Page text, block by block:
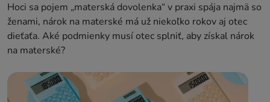
Hoci sa pojem „materská dovolenka“ v praxi spája najmä so
ženami, nárok na materské má už niekoľko rokov aj otec
dieťaťa. Aké podmienky musí otec splniť, aby získal nárok
na materské?